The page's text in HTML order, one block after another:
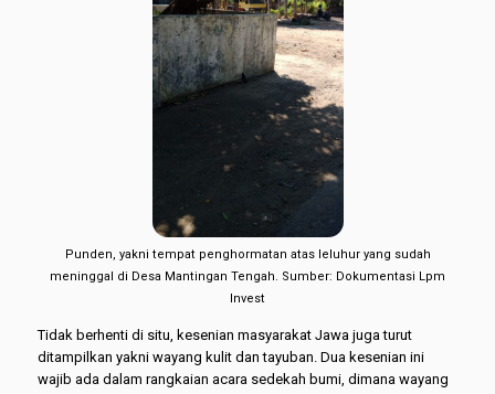
Punden, yakni tempat penghormatan atas leluhur yang sudah
meninggal di Desa Mantingan Tengah. Sumber: Dokumentasi Lpm
Invest
Tidak berhenti di situ, kesenian masyarakat Jawa juga turut
ditampilkan yakni wayang kulit dan tayuban. Dua kesenian ini
wajib ada dalam rangkaian acara sedekah bumi, dimana wayang